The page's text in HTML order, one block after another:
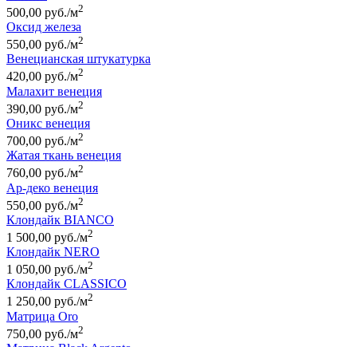
500,00 руб./м2
Оксид железа
550,00 руб./м2
Венецианская штукатурка
420,00 руб./м2
Малахит венеция
390,00 руб./м2
Оникс венеция
700,00 руб./м2
Жатая ткань венеция
760,00 руб./м2
Ар-деко венеция
550,00 руб./м2
Клондайк BIANCO
1 500,00 руб./м2
Клондайк NERO
1 050,00 руб./м2
Клондайк CLASSICO
1 250,00 руб./м2
Матрица Oro
750,00 руб./м2